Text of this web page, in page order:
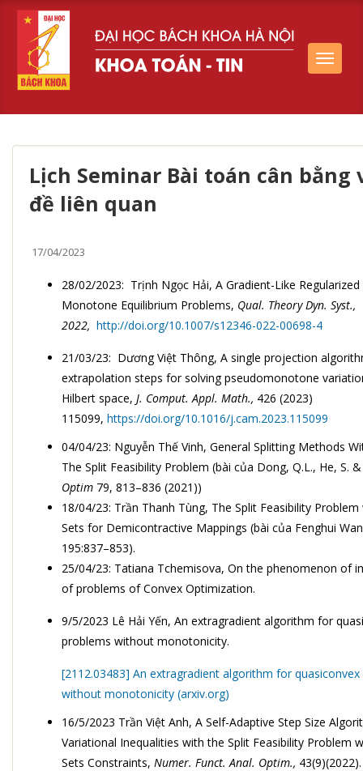
Toggle
Lịch Seminar Bài toán cân bằng
đề liên quan
17/04/2023
28/02/2023: Trịnh Ngọc Hải, A Gradient-Like
Monotone Equilibrium Problems, Qual. Theory Dyn. Syst.,
2022, http://doi.org/10.1007/s12346-022-00698-4
21/03/23: Dương Việt Thông, A single projection
extrapolation steps for solving pseudomonotone
Hilbert space, J. Comput. Appl. Math., 426 (2023)
115099, https://doi.org/10.1016/j.cam.2023.115099
04/04/23: Nguyễn Thế Vinh, General Splitting Methods
The Split Feasibility Problem (bài của Dong, Q.L., He, S.
Optim 79, 813–836 (2021))
18/04/23: Trần Thanh Tùng, The Split Feasibility
Sets for Demicontractive Mappings (bài của Fenghui
195:837–853).
25/04/23: Tatiana Tchemisova, On the phenomenon of
of problems of Convex Optimization.
9/5/2023 Lê Hải Yến, An extragradient algorithm for
problems without monotonicity.
[2112.03483] An extragradient algorithm for
without monotonicity (arxiv.org)
16/5/2023 Trần Việt Anh, A Self-Adaptive Step Size
Variational Inequalities with the Split Feasibility Problem
Sets Constraints, Numer. Funct. Anal. Optim., 43(9)(2022).